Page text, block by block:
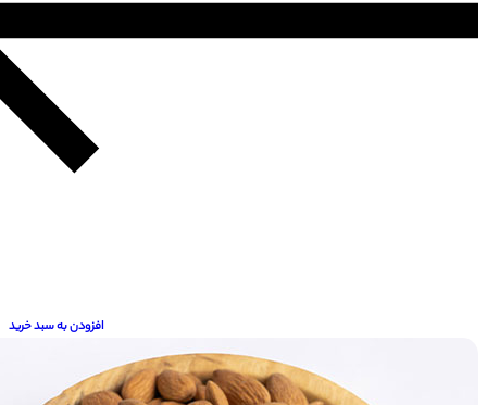
افزودن به سبد خرید